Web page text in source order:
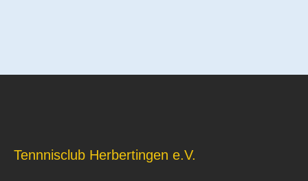
Tennnisclub Herbertingen e.V.